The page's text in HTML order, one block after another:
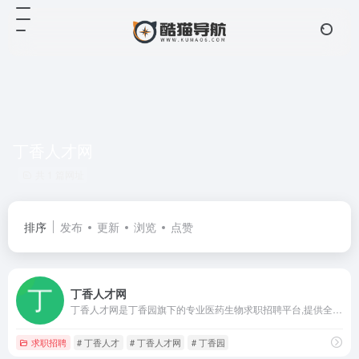
排序 发布 更新 浏览 点赞
丁香人才网
求职招聘 # 丁香人才 # 丁香人才网 # 丁香园